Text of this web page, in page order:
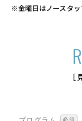
※金曜日はノースタッ
［